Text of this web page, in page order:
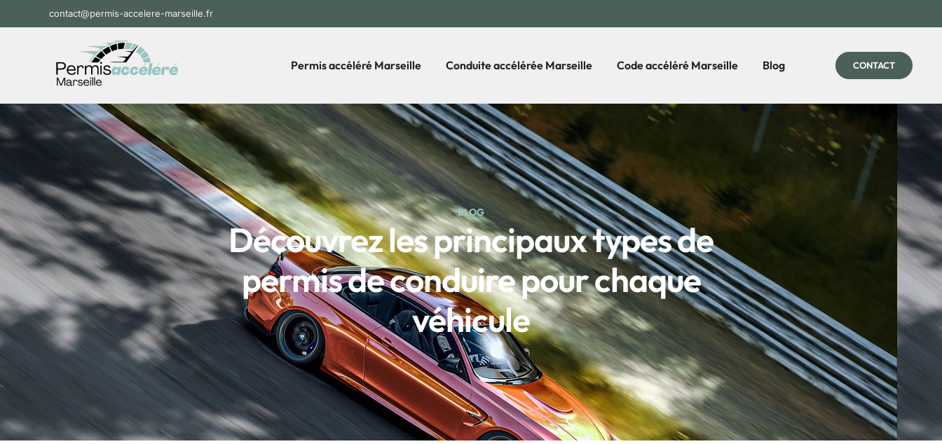
contact@permis-accelere-marseille.fr
Permis accéléré Marseille Conduite accélérée Marseille Code accéléré Marseille Blog CONTACT
BLOG
Découvrez les principaux types de
permis de conduire pour chaque
véhicule